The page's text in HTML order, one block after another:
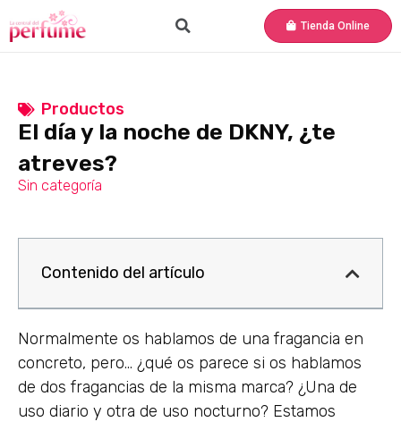
Tienda Online
Productos
El día y la noche de DKNY, ¿te
atreves?
Sin categoría
Contenido del artículo
Normalmente os hablamos de una fragancia en
concreto, pero… ¿qué os parece si os hablamos
de dos fragancias de la misma marca? ¿Una de
uso diario y otra de uso nocturno? Estamos